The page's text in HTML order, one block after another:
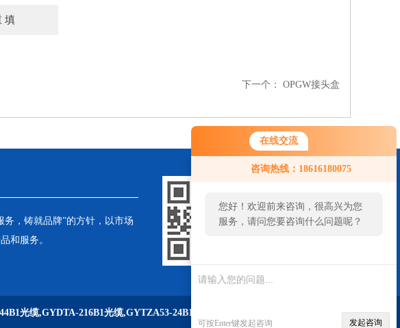
在线交流
咨询热线：18616180075
您好！欢迎前来咨询，很高兴为您
服务，请问您要咨询什么问题呢？
了需求产品，您可以直接在线与我
联系！
可按Enter键发起咨询 发起咨询
下一个： OPGW接头盒
，铸就品牌”的方针，以市场
和服务。
光缆,GYDTA-216B1光缆,GYTZA53-24B1光缆